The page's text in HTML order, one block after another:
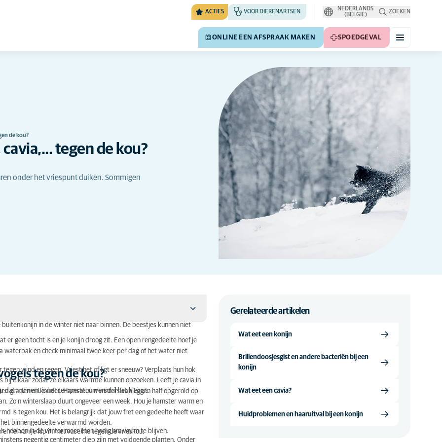
ACTIES VOOR DIERENARTSEN
NEDERLANDS
(BELGIË)
ZOEKEN
ONLINE EEN AFSPRAAK MAKEN SPOEDGEVAL
de kou?
tegen de kou?
onder het vriespunt duiken. Sommigen
kou?
in de winter niet naar binnen. De beestjes kunnen niet
er geen tocht is en je konijn droog zit. Een open rengedeelte hoef je
en check minimaal twee keer per dag of het water niet
tegen de kou?
wind en regen. Vriest het of ligt er sneeuw? Verplaats hun hok
elkaar zodat ze elkaars warmte kunnen opzoeken. Leeft je cavia in
dat moment is het temperatuurverschil het kleinst.
graden en kouder. Hamsters in winterslaap liggen half opgerold op
Zo’n winterslaap duurt ongeveer een week. Hou je hamster warm en
is tegen kou. Het is belangrijk dat jouw fret een gedeelte heeft waar
binnengedeelte verwarmd worden.
hebben in de winter meer eten nodig om warm te blijven.
lel van je kip in met vaseline tegen de vrieskou.
negentig centimeter diep zijn met voldoende planten. Onder
Gerelateerde artikelen
Wat eet een konijn
Brillendoosjesgist en andere bacteriën bij een
konijn
Wat eet een cavia?
Huidproblemen en haaruitval bij een konijn